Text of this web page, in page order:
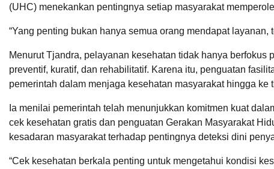
(UHC) menekankan pentingnya setiap masyarakat
“Yang penting bukan hanya semua orang mendapat
Menurut Tjandra, pelayanan kesehatan tidak hanya
preventif, kuratif, dan rehabilitatif. Karena itu, penguatan
pemerintah dalam menjaga kesehatan masyarakat hingga ke
Ia menilai pemerintah telah menunjukkan komitmen kuat
cek kesehatan gratis dan penguatan Gerakan Masyarakat
kesadaran masyarakat terhadap pentingnya deteksi dini
“Cek kesehatan berkala penting untuk mengetahui kondisi